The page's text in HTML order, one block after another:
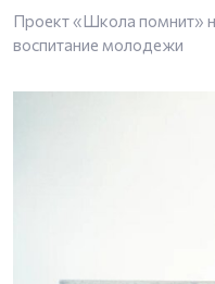
Проект «Школа помнит»
воспитание молодежи